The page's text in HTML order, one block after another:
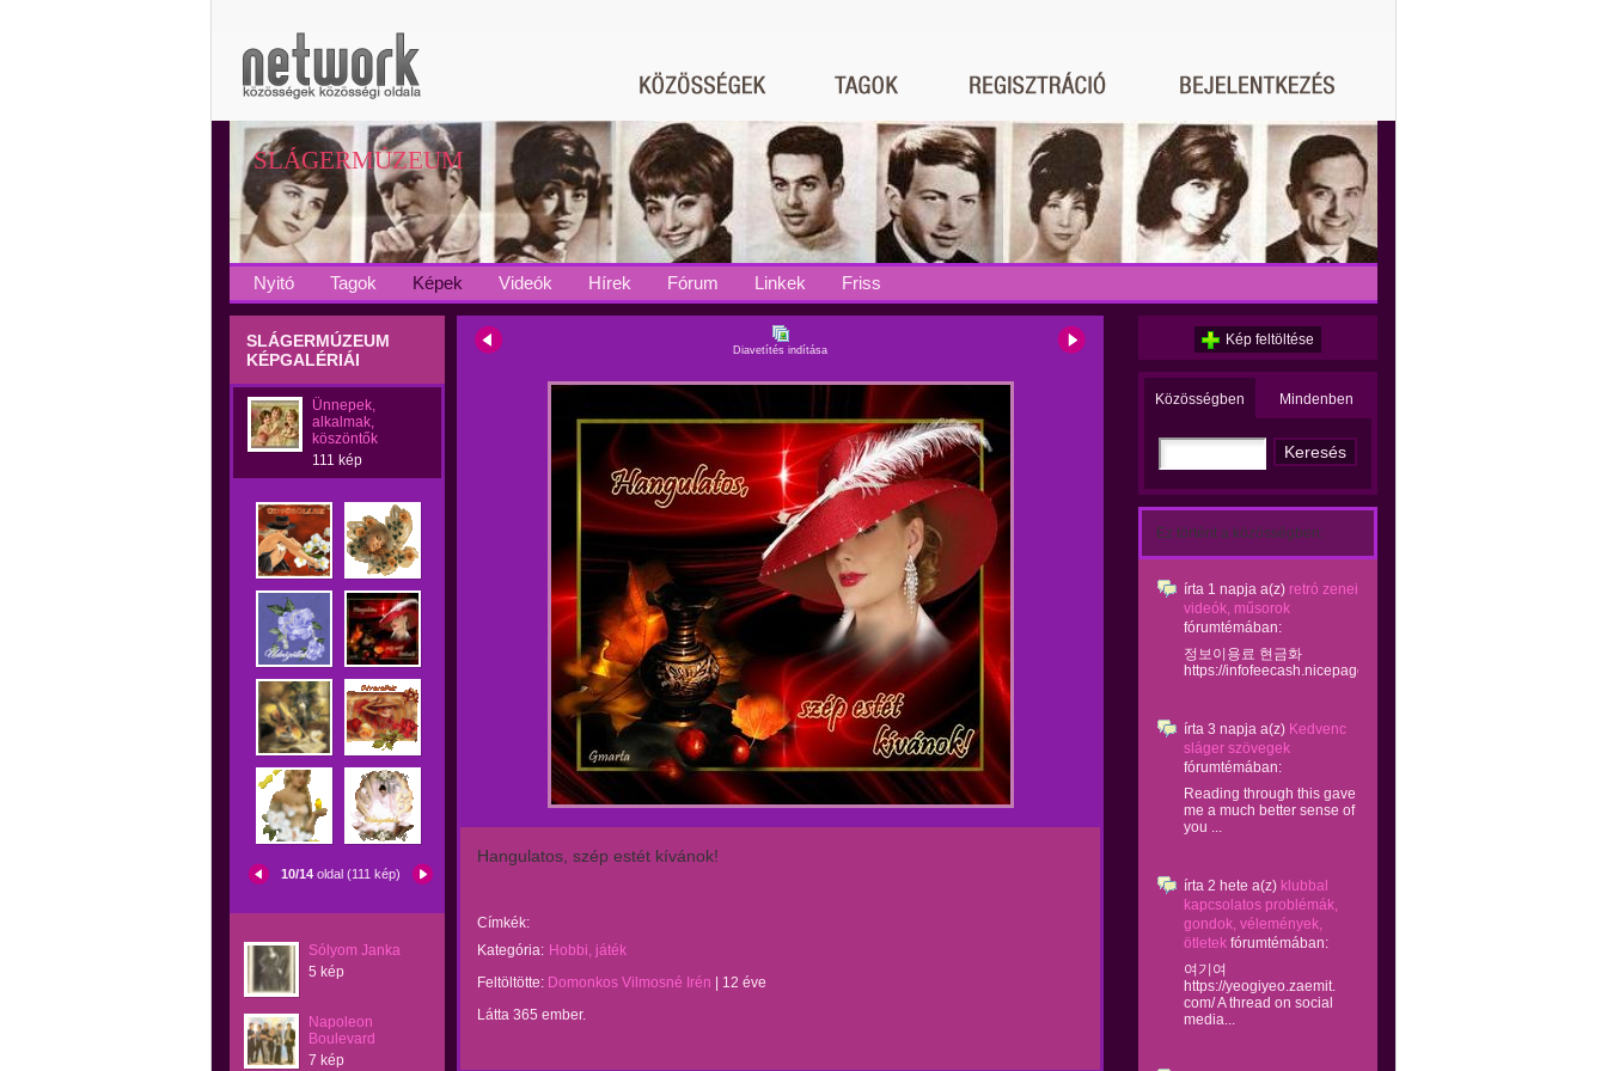
SLÁGERMÚZEUM
Nyitó Tagok Képek Videók Hírek Fórum Linkek Friss
SLÁGERMÚZEUM
KÉPGALÉRIÁI
Ünnepek,
alkalmak,
köszöntők
111 kép
10/14 oldal (111 kép)
Sólyom Janka
5 kép
Napoleon
Boulevard
7 kép
Diavetítés indítása
Hangulatos, szép estét kívánok!
Címkék:
Kategória: Hobbi, játék
Feltöltötte: Domonkos Vilmosné Irén
12 éve
Látta 365 ember.
Kép feltöltése
Közösségben Mindenben
Ez történt a közösségben:
írta 1 napja a(z) retró zenei
videók, műsorok
fórumtémában:
정보이용료 현금화
https://infofeecash.nicepage...
írta 3 napja a(z) Kedvenc
sláger szövegek
fórumtémában:
Reading through this gave
me a much better sense of
you ...
írta 2 hete a(z) klubbal
kapcsolatos problémák,
gondok, vélemények,
ötletek fórumtémában:
여기여
https://yeogiyeo.zaemit.
com/ A thread on social
media...